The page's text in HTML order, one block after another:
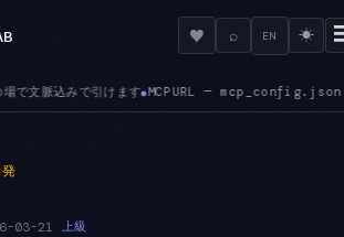
♥ ⌕ EN ☀
に加えて url も受け付けるようになり、CLI と
03-21 上級